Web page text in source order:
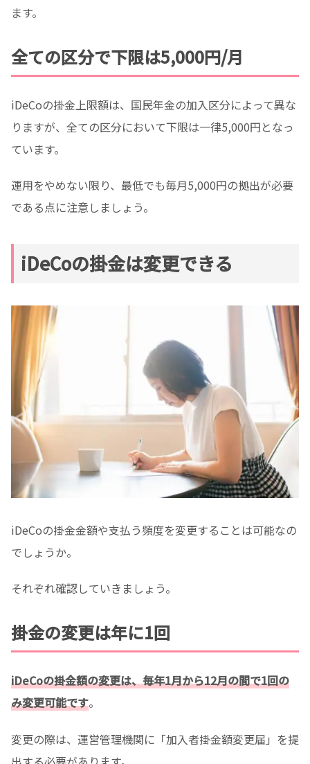
ます。
全ての区分で下限は5,000円/月
iDeCoの掛金上限額は、国民年金の加入区分によって異な
りますが、全ての区分において下限は一律5,000円となっ
ています。
運用をやめない限り、最低でも毎月5,000円の拠出が必要
である点に注意しましょう。
iDeCoの掛金は変更できる
iDeCoの掛金金額や支払う頻度を変更することは可能なの
でしょうか。
それぞれ確認していきましょう。
掛金の変更は年に1回
iDeCoの掛金額の変更は、毎年1月から12月の間で1回の
み変更可能です。
変更の際は、運営管理機関に「加入者掛金額変更届」を提